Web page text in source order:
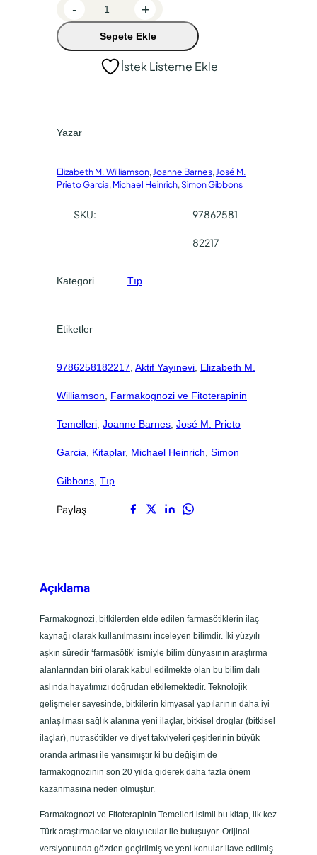
5
9
0
5
0
0
r
z
i
t
e
a
i
i
n
e
e
r
a
d
e
t
- +
Sepete Ekle
İstek Listeme Ekle
Yazar
Elizabeth M. Williamson,Joanne Barnes,José M.
Prieto Garcia,Michael Heinrich,Simon Gibbons
SKU: 97862581
82217
Kategori Tıp
Etiketler
9786258182217 Aktif Yayınevi Elizabeth M.
Williamson Farmakognozi ve Fitoterapinin
Temelleri Joanne Barnes José M. Prieto
Garcia Kitaplar, Michael Heinrich Simon
Gibbons Tıp
Paylaş
Açıklama
Farmakognozi, bitkilerden elde edilen farmasötiklerin ilaç
kaynağı olarak kullanılmasını inceleyen bilimdir. İki yüzyılı
aşkın süredir ‘farmasötik’ ismiyle bilim dünyasının araştırma
alanlarından biri olarak kabul edilmekte olan bu bilim dalı
aslında hayatımızı doğrudan etkilemektedir. Teknolojik
gelişmeler sayesinde, bitkilerin kimyasal yapılarının daha iyi
anlaşılması sağlık alanına yeni ilaçlar, bitkisel droglar (bitkisel
ilaçlar), nutrasötikler ve diyet takviyeleri çeşitlerinin büyük
oranda artması ile yansımıştır ki bu değişim de
farmakognozinin son 20 yılda giderek daha fazla önem
kazanmasına neden olmuştur.
Farmakognozi ve Fitoterapinin Temelleri isimli bu kitap, ilk kez
Türk araştırmacılar ve okuyucular ile buluşuyor. Orijinal
versiyonunda gözden geçirilmiş ve yeni konular ilave edilmiş